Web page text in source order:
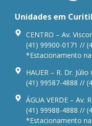
Unidades em
CENTRO – Av.
(41) 99900-0171 //
*Estacionamento na
HAUER – R. Dr.
(41) 99587-4888 //
ÁGUA VERDE – Av.
(41) 99988-4888 //
*Estacionamento